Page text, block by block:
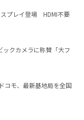
プレイ登場 HDMI不要
クカメラに称賛「大フ
コモ、最新基地局を全国